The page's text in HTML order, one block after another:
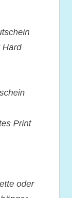
Hard
Print
oder